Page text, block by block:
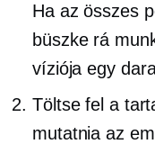
Ha az összes
büszke rá
víziója egy
Töltse fel a
mutatnia az